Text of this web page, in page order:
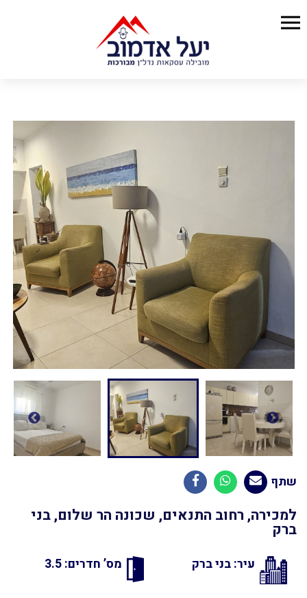
למכירה, רחוב התנאים, שכונה הר שלום, בני
ברק
עיר: בני ברק מס’ חדרים: 3.5
שתף